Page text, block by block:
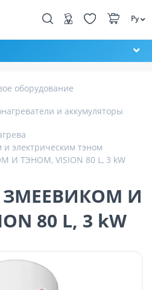
Ру
оборудование
и аккумуляторы
электрическим тэном
И ТЭНОМ, VISION 80 L, 3 kW
ЗМЕЕВИКОМ И
80 L, 3 kW